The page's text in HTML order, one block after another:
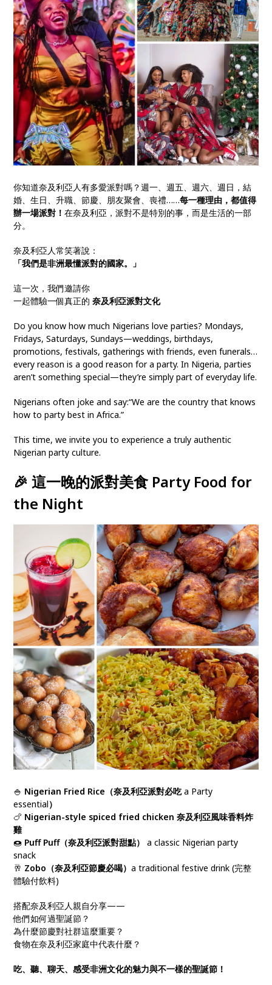
你知道奈及利亞人有多愛派對嗎？週一、週五、週六、週日，結
婚、生日、升職、節慶、朋友聚會、喪禮……每一種理由，都值得
辦一場派對！在奈及利亞，派對不是特別的事，而是生活的一部
分。
奈及利亞人常笑著說：
「我們是非洲最懂派對的國家。」
這一次，我們邀請你
一起體驗一個真正的奈及利亞派對文化
Do you know how much Nigerians love parties? Mondays,
Fridays, Saturdays, Sundays—weddings, birthdays,
promotions, festivals, gatherings with friends, even funerals…
every reason is a good reason for a party. In Nigeria, parties
aren’t something special—they’re simply part of everyday life.
Nigerians often joke and say:“We are the country that knows
how to party best in Africa.”
This time, we invite you to experience a truly authentic
Nigerian party culture.
🎉 這一晚的派對美食 Party Food for
the Night
🍚 Nigerian Fried Rice（奈及利亞派對必吃a Party
essential）
🍗 Nigerian-style spiced fried chicken 奈及利亞風味香料炸
雞
🍩 Puff Puff（奈及利亞派對甜點）a classic Nigerian party
snack
🥂 Zobo（奈及利亞節慶必喝）a traditional festive drink (完整
體驗付飲料)
搭配奈及利亞人親自分享——
他們如何過聖誕節？
為什麼節慶對社群這麼重要？
食物在奈及利亞家庭中代表什麼？
吃、聽、聊天、感受非洲文化的魅力與不一樣的聖誕節！